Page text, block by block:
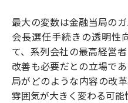
最大の変数は金融当局の
会長選任手続きの透明性
て、系列会社の最高経営
改善も必要だとの立場で
局がどのような内容の改
雰囲気が大きく変わる可能